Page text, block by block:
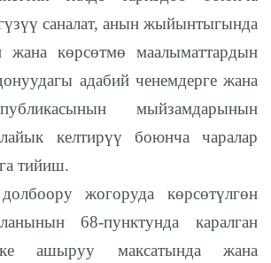
саналат, анын жыйынтыгында
жана көрсөтмө маалыматтардын
адабий ченемдерге жана
мыйзамдарынын
келтирүү боюнча чаралар
тийиш.
жогоруда көрсөтүлгөн
68-пунктунда каралган
ашыруу максатында жана